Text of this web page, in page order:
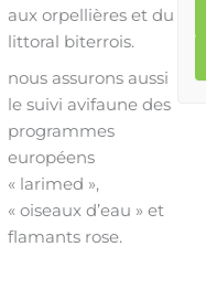
aux orpellières et du
littoral biterrois.
nous assurons aussi
le suivi avifaune des
programmes
européens
« larimed »,
« oiseaux d’eau » et
flamants rose.